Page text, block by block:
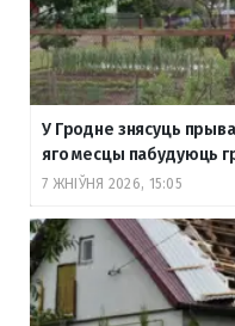
У Гродне знясуць
яго месцы пабудуюць
7 ЖНІЎНЯ 2026, 15:05